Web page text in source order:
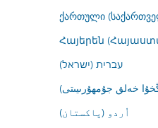
ქართული
Հայերեն
עברית (ישראל)
خەلق جۇمھۇرىيىتى)
اُردو (پاکستان)